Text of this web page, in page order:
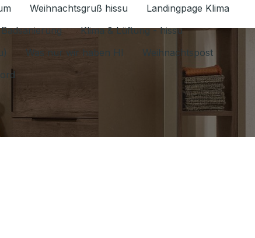
1.6.2026 umschalten
Weihnachtsgruß hissu
Landingpage Klima
Klima & Lüftung - hissu
Was nur wir haben HI
Weihnachtspost